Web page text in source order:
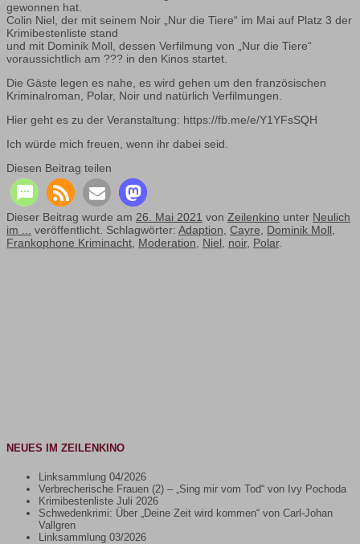
gewonnen hat.
Colin Niel, der mit seinem Noir „Nur die Tiere“ im Mai auf Platz 3 der
Krimibestenliste stand
und mit Dominik Moll, dessen Verfilmung von „Nur die Tiere“
voraussichtlich am ??? in den Kinos startet.
Die Gäste legen es nahe, es wird gehen um den französischen
Kriminalroman, Polar, Noir und natürlich Verfilmungen.
Hier geht es zu der Veranstaltung: https://fb.me/e/Y1YFsSQH
Ich würde mich freuen, wenn ihr dabei seid.
Diesen Beitrag teilen
Dieser Beitrag wurde am 26. Mai 2021 von Zeilenkino unter Neulich
im ... veröffentlicht. Schlagwörter: Adaption, Cayre, Dominik Moll,
Frankophone Kriminacht, Moderation, Niel, noir, Polar.
NEUES IM ZEILENKINO
Linksammlung 04/2026
Verbrecherische Frauen (2) – „Sing mir vom Tod“ von Ivy Pochoda
Krimibestenliste Juli 2026
Schwedenkrimi: Über „Deine Zeit wird kommen“ von Carl-Johan
Vallgren
Linksammlung 03/2026